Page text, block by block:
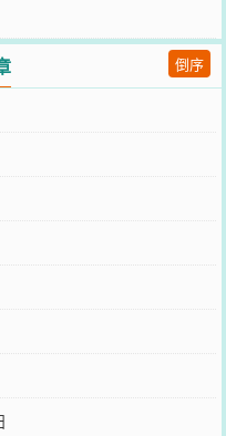
倒序